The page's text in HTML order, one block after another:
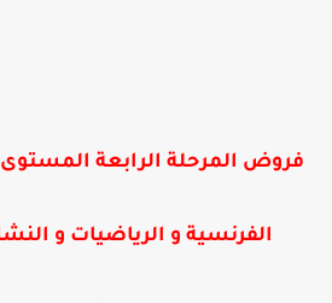
فروض المرحلة الرابعة
الفرنسية و الرياضيات و